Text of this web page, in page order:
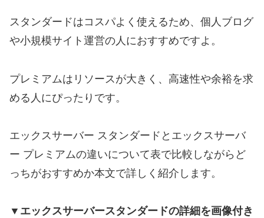
スタンダードはコスパよく使えるため、個人ブログ
や小規模サイト運営の人におすすめですよ。
プレミアムはリソースが大きく、高速性や余裕を求
める人にぴったりです。
エックスサーバー スタンダードとエックスサーバ
ー プレミアムの違いについて表で比較しながらど
っちがおすすめか本文で詳しく紹介します。
▼エックスサーバースタンダードの詳細を画像付き